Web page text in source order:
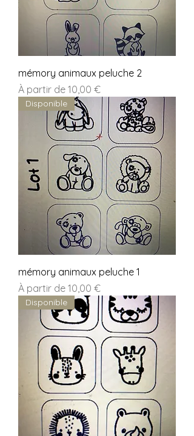
mémory animaux peluche 2
À partir de 10,00 €
Prix promotionnel
Disponible
mémory animaux peluche 1
À partir de 10,00 €
Prix promotionnel
Disponible